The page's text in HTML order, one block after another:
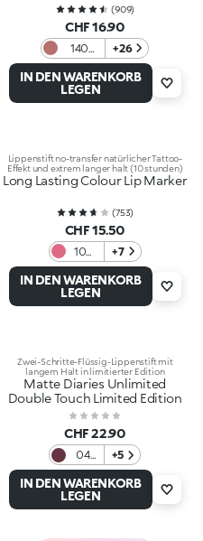
(909)
CHF 16.90
140
Light
Mauve
+26
IN DEN WARENKORB
LEGEN
Lippenstift no-transfer natürlicher Tattoo-
Effekt und extrem langer halt (10 stunden)
Long Lasting Colour Lip Marker
(753)
CHF 15.50
104
Deep
Pink
+7
IN DEN WARENKORB
LEGEN
Zwei-Schritte-Flüssig-Lippenstift mit
langem Halt in limitierter Edition
Matte Diaries Unlimited
Double Touch Limited Edition
CHF 22.90
04
Cozy
Café
Kiss
+5
IN DEN WARENKORB
LEGEN